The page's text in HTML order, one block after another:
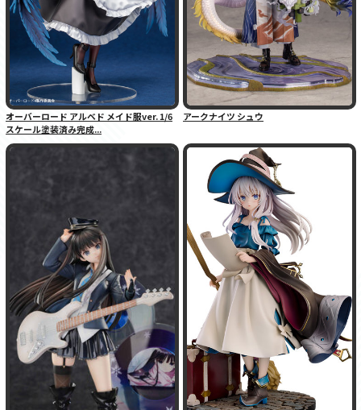
オーバーロード アルベド メイド服ver. 1/6
スケール塗装済み完成...
アークナイツ シュウ